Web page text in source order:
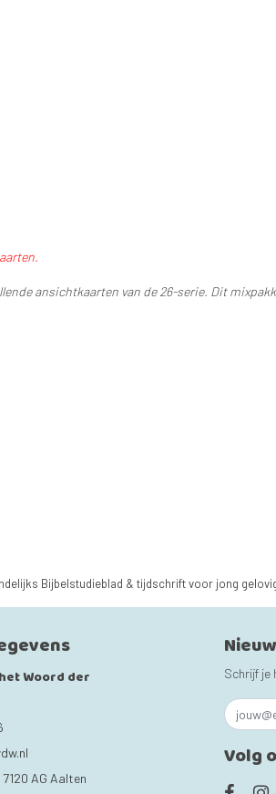
ansichtkaarten van de 26-serie. Dit
Bijbelstudieblad & tijdschrift voor jong
Woord der
AG Aalten
Schrijf je
Volg